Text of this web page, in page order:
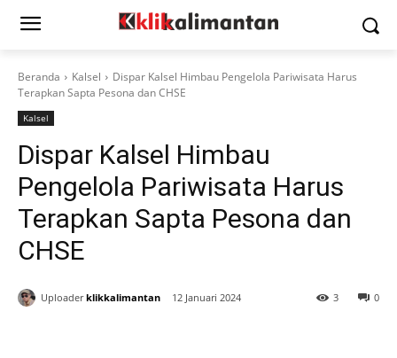
Beranda Kalsel
Dispar Kalsel Himbau Pengelola Pariwisata Harus
Terapkan Sapta Pesona dan CHSE
Kalsel
Dispar Kalsel Himbau
Pengelola Pariwisata Harus
Terapkan Sapta Pesona dan
CHSE
Uploader klikkalimantan 12 Januari 2024 0
3